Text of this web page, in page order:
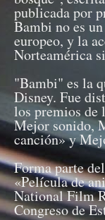
publicada por
Bambi no es
europeo, y la
Norteamérica
"Bambi" es la
Disney. Fue
los premios de
Mejor sonido,
canción» y
Forma parte
«Película de
National Film
Congreso de